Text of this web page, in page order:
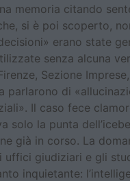
memoria citando
si è poi scoperto,
erano state
senza alcuna
Sezione
parlarono di
Il caso fece
solo la punta
già in corso. La
uffici giudiziari e gli
inquietante: